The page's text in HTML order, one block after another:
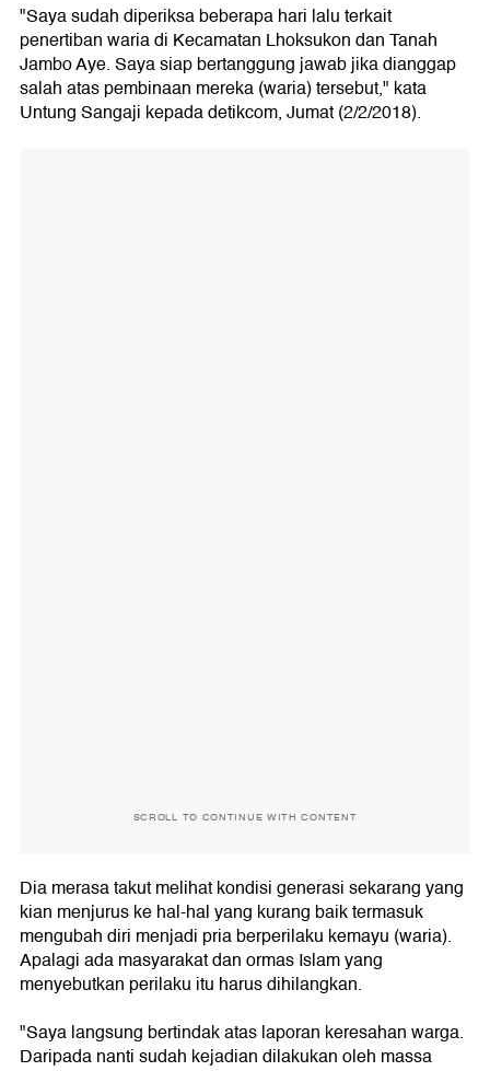
"Saya sudah diperiksa beberapa hari lalu terkait
penertiban waria di Kecamatan Lhoksukon dan Tanah
Jambo Aye. Saya siap bertanggung jawab jika dianggap
salah atas pembinaan mereka (waria) tersebut," kata
Untung Sangaji kepada detikcom, Jumat (2/2/2018).
SCROLL TO CONTINUE WITH CONTENT
Dia merasa takut melihat kondisi generasi sekarang yang
kian menjurus ke hal-hal yang kurang baik termasuk
mengubah diri menjadi pria berperilaku kemayu (waria).
Apalagi ada masyarakat dan ormas Islam yang
menyebutkan perilaku itu harus dihilangkan.
"Saya langsung bertindak atas laporan keresahan warga.
Daripada nanti sudah kejadian dilakukan oleh massa